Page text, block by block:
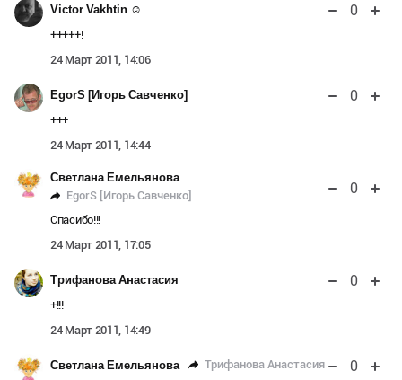
Victor Vakhtin ☺ 0
+++++!
24 Март 2011, 14:06
EgorS [Игорь Савченко] 0
+++
24 Март 2011, 14:44
Светлана Емельянова
EgorS [Игорь Савченко]
0
Спасибо!!!
24 Март 2011, 17:05
Трифанова Анастасия 0
+!!!
24 Март 2011, 14:49
Светлана Емельянова Трифанова Анастасия 0